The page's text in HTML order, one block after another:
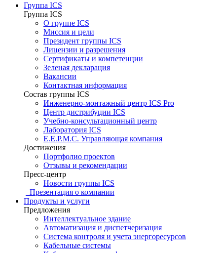
Группа ICS
Группа ICS
О группе ICS
Миссия и цели
Президент группы ICS
Лицензии и разрешения
Сертификаты и компетенции
Зеленая декларация
Вакансии
Контактная информация
Состав группы ICS
Инженерно-монтажный центр ICS Pro
Центр дистрибуции ICS
Учебно-консультационный центр
Лаборатория ICS
E.E.P.M.C. Управляющая компания
Достижения
Портфолио проектов
Отзывы и рекомендации
Пресс-центр
Новости группы ICS
Презентация о компании
Продукты и услуги
Предложения
Интеллектуальное здание
Автоматизация и диспетчеризация
Система контроля и учета энергоресурсов
Кабельные системы